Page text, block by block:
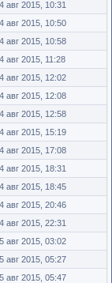
авг 2015, 10:31
авг 2015, 10:50
авг 2015, 10:58
авг 2015, 11:28
авг 2015, 12:02
авг 2015, 12:08
авг 2015, 12:58
авг 2015, 15:19
авг 2015, 17:08
авг 2015, 18:31
авг 2015, 18:45
авг 2015, 20:46
авг 2015, 22:31
авг 2015, 03:02
авг 2015, 05:27
авг 2015, 05:47